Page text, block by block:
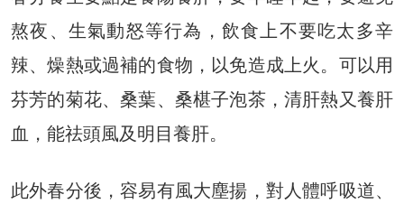
熬夜、生氣動怒等行為，飲食上不要吃太多辛
辣、燥熱或過補的食物，以免造成上火。可以用
芬芳的菊花、桑葉、桑椹子泡茶，清肝熱又養肝
血，能祛頭風及明目養肝。
此外春分後，容易有風大塵揚，對人體呼吸道、